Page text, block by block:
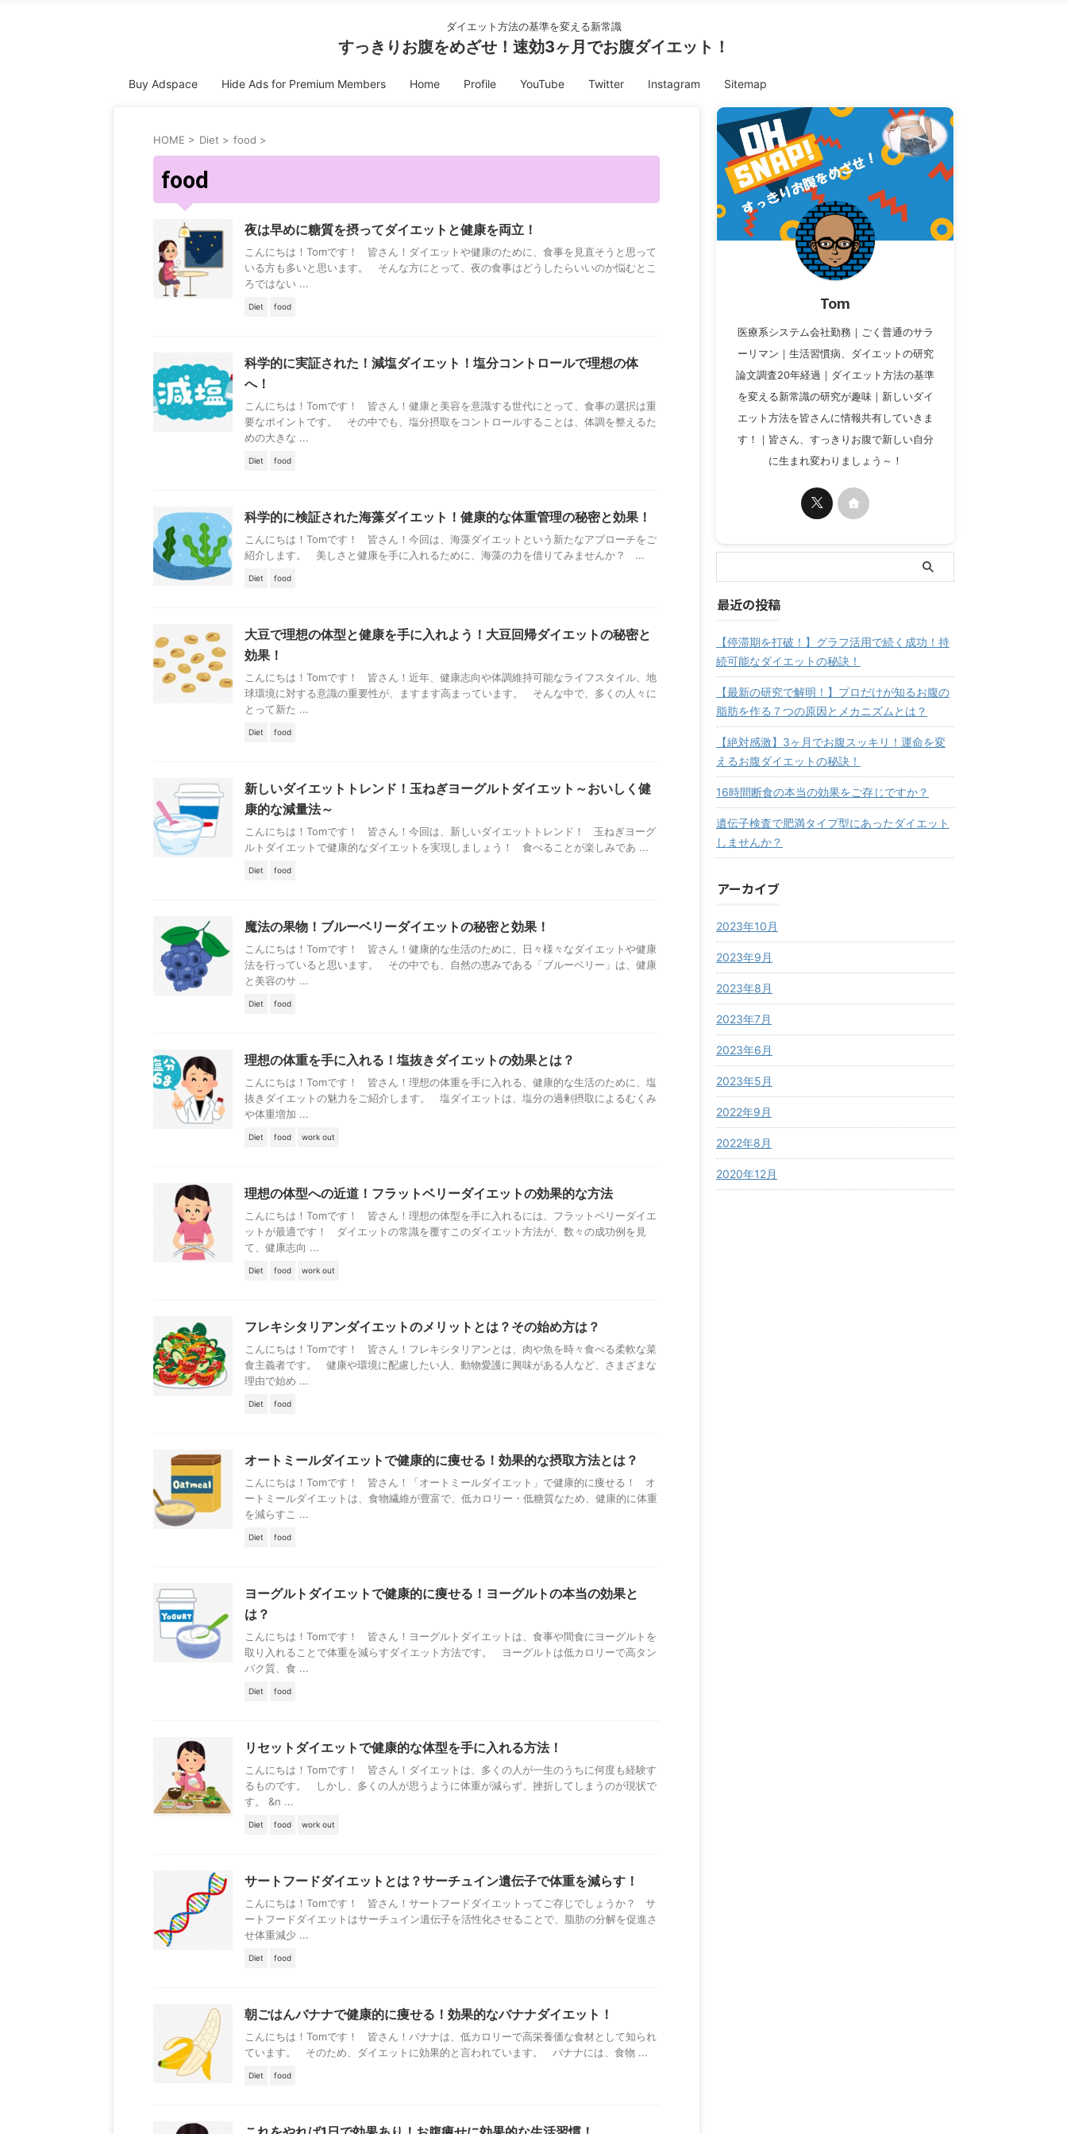
ダイエット方法の基準を変える新常識
すっきりお腹をめざせ！速効3ヶ月でお腹ダイエット！
Buy Adspace Hide Ads for Premium Members Home Profile YouTube Twitter Instagram Sitemap
HOME > Diet > food >
food
夜は早めに糖質を摂ってダイエットと健康を両立！
こんにちは！Tomです！ 皆さん！ダイエットや健康のために、食事を見直そうと思って
いる方も多いと思います。 そんな方にとって、夜の食事はどうしたらいいのか悩むとこ
ろではない ...
Diet food
科学的に実証された！減塩ダイエット！塩分コントロールで理想の体
へ！
こんにちは！Tomです！ 皆さん！健康と美容を意識する世代にとって、食事の選択は重
要なポイントです。 その中でも、塩分摂取をコントロールすることは、体調を整えるた
めの大きな ...
Diet food
科学的に検証された海藻ダイエット！健康的な体重管理の秘密と効果！
こんにちは！Tomです！ 皆さん！今回は、海藻ダイエットという新たなアプローチをご
紹介します。 美しさと健康を手に入れるために、海藻の力を借りてみませんか？ ...
Diet food
大豆で理想の体型と健康を手に入れよう！大豆回帰ダイエットの秘密と
効果！
こんにちは！Tomです！ 皆さん！近年、健康志向や体調維持可能なライフスタイル、地
球環境に対する意識の重要性が、ますます高まっています。 そんな中で、多くの人々に
とって新た ...
Diet food
新しいダイエットトレンド！玉ねぎヨーグルトダイエット～おいしく健
康的な減量法～
こんにちは！Tomです！ 皆さん！今回は、新しいダイエットトレンド！ 玉ねぎヨーグ
ルトダイエットで健康的なダイエットを実現しましょう！ 食べることが楽しみであ ...
Diet food
魔法の果物！ブルーベリーダイエットの秘密と効果！
こんにちは！Tomです！ 皆さん！健康的な生活のために、日々様々なダイエットや健康
法を行っていると思います。 その中でも、自然の恵みである「ブルーベリー」は、健康
と美容のサ ...
Diet food
理想の体重を手に入れる！塩抜きダイエットの効果とは？
こんにちは！Tomです！ 皆さん！理想の体重を手に入れる、健康的な生活のために、塩
抜きダイエットの魅力をご紹介します。 塩ダイエットは、塩分の過剰摂取によるむくみ
や体重増加 ...
Diet food work out
理想の体型への近道！フラットベリーダイエットの効果的な方法
こんにちは！Tomです！ 皆さん！理想の体型を手に入れるには、フラットベリーダイエ
ットが最適です！ ダイエットの常識を覆すこのダイエット方法が、数々の成功例を見
て、健康志向 ...
Diet food work out
フレキシタリアンダイエットのメリットとは？その始め方は？
こんにちは！Tomです！ 皆さん！フレキシタリアンとは、肉や魚を時々食べる柔軟な菜
食主義者です。 健康や環境に配慮したい人、動物愛護に興味がある人など、さまざまな
理由で始め ...
Diet food
オートミールダイエットで健康的に痩せる！効果的な摂取方法とは？
こんにちは！Tomです！ 皆さん！「オートミールダイエット」で健康的に痩せる！ オ
ートミールダイエットは、食物繊維が豊富で、低カロリー・低糖質なため、健康的に体重
を減らすこ ...
Diet food
ヨーグルトダイエットで健康的に痩せる！ヨーグルトの本当の効果と
は？
こんにちは！Tomです！ 皆さん！ヨーグルトダイエットは、食事や間食にヨーグルトを
取り入れることで体重を減らすダイエット方法です。 ヨーグルトは低カロリーで高タン
パク質、食 ...
Diet food
リセットダイエットで健康的な体型を手に入れる方法！
こんにちは！Tomです！ 皆さん！ダイエットは、多くの人が一生のうちに何度も経験す
るものです。 しかし、多くの人が思うように体重が減らず、挫折してしまうのが現状で
す。 &n ...
Diet food work out
サートフードダイエットとは？サーチュイン遺伝子で体重を減らす！
こんにちは！Tomです！ 皆さん！サートフードダイエットってご存じでしょうか？ サ
ートフードダイエットはサーチュイン遺伝子を活性化させることで、脂肪の分解を促進さ
せ体重減少 ...
Diet food
朝ごはんバナナで健康的に痩せる！効果的なバナナダイエット！
こんにちは！Tomです！ 皆さん！バナナは、低カロリーで高栄養価な食材として知られ
ています。 そのため、ダイエットに効果的と言われています。 バナナには、食物 ...
Diet food
Tom
医療系システム会社勤務｜ごく普通のサラ
ーリマン｜生活習慣病、ダイエットの研究
論文調査20年経過｜ダイエット方法の基準
を変える新常識の研究が趣味｜新しいダイ
エット方法を皆さんに情報共有していきま
す！｜皆さん、すっきりお腹で新しい自分
に生まれ変わりましょう～！
最近の投稿
【停滞期を打破！】グラフ活用で続く成功！持
続可能なダイエットの秘訣！
【最新の研究で解明！】プロだけが知るお腹の
脂肪を作る７つの原因とメカニズムとは？
【絶対感激】3ヶ月でお腹スッキリ！運命を変
えるお腹ダイエットの秘訣！
16時間断食の本当の効果をご存じですか？
遺伝子検査で肥満タイプ型にあったダイエット
しませんか？
アーカイブ
2023年10月
2023年9月
2023年8月
2023年7月
2023年6月
2023年5月
2022年9月
2022年8月
2020年12月